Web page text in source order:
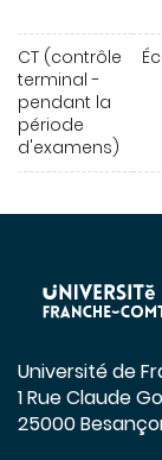
CT (contrôle
terminal -
pendant la
période
d'examens)
Université de
1 Rue Claude
25000